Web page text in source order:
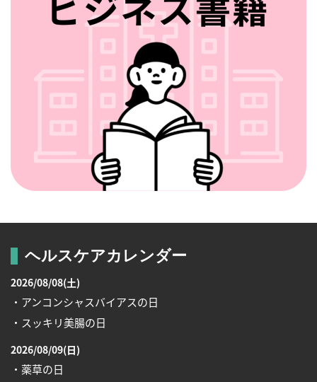
ヘルスケアカレンダー
2026/08/08(土)
・アンコンシャスバイアスの日
・スッキリ美腸の日
2026/08/09(日)
・薬草の日